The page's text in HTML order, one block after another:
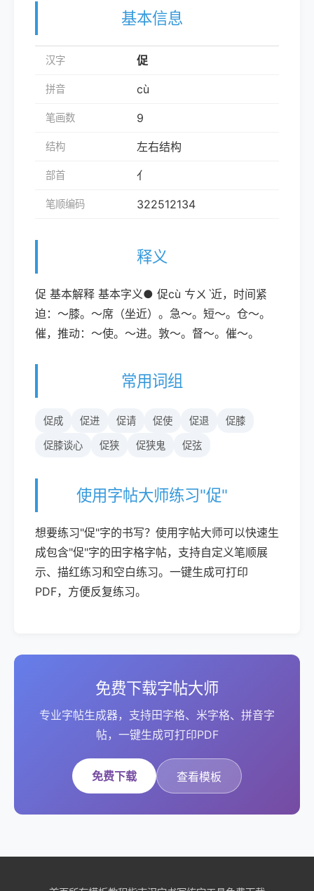
基本信息
汉字 促
拼音 cù
笔画数 9
结构 左右结构
部首 亻
笔顺编码 322512134
释义
促 基本解释 基本字义● 促cù ㄘㄨˋ近，时间紧
迫：～膝。～席（坐近）。急～。短～。仓～。
催，推动：～使。～进。敦～。督～。催～。
常用词组
促成 促进 促请 促使 促退 促膝
促膝谈心 促狭 促狭鬼 促弦
使用字帖大师练习"促"
想要练习"促"字的书写？使用字帖大师可以快速生
成包含"促"字的田字格字帖，支持自定义笔顺展
示、描红练习和空白练习。一键生成可打印
PDF，方便反复练习。
免费下载字帖大师
专业字帖生成器，支持田字格、米字格、拼音字
帖，一键生成可打印PDF
免费下载 查看模板